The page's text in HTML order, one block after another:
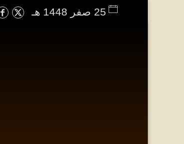
25 صفر 1448 هـ